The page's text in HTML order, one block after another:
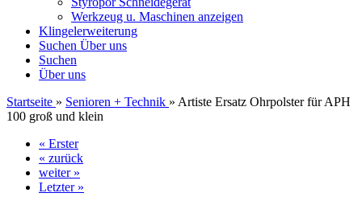
Werkzeug u. Maschinen anzeigen
Klingelerweiterung
Suchen Über uns
Suchen
Über uns
Startseite » Senioren + Technik » Artiste Ersatz Ohrpolster für APH
100 groß und klein
« Erster
« zurück
weiter »
Letzter »